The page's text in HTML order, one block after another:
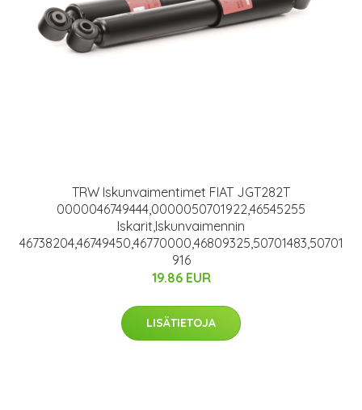
TRW Iskunvaimentimet FIAT JGT282T
0000046749444,0000050701922,46545255
Iskarit,Iskunvaimennin
46738204,46749450,46770000,46809325,50701483,50701
916
19.86 EUR
LISÄTIETOJA